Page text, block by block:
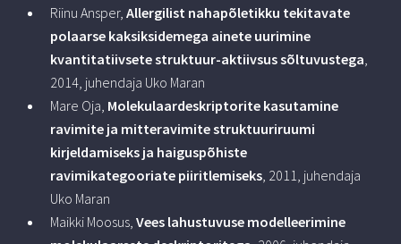
Riinu Ansper, Allergilist nahapõletikku tekitavate
polaarse kaksiksidemega ainete uurimine
kvantitatiivsete struktuur-aktiivsus sõltuvustega,
2014, juhendaja Uko Maran
Mare Oja, Molekulaardeskriptorite kasutamine
ravimite ja mitteravimite struktuuriruumi
kirjeldamiseks ja haiguspõhiste
ravimikategooriate piiritlemiseks, 2011, juhendaja
Uko Maran
Maikki Moosus, Vees lahustuvuse modelleerimine